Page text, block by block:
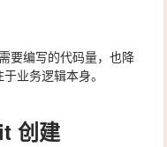
要编写的代码量，也降
业务逻辑本身。
创建